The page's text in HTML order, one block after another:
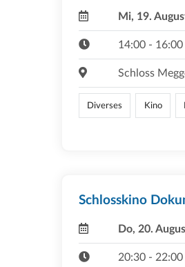
Mi, 19.
14:00 -
Schloss
Diverses Kino
Schlosskino
Do, 20.
20:30 -